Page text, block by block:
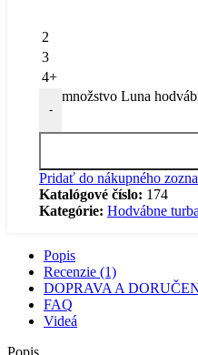
2
3
4+
-
množstvo Luna
Pridať do nákupného
Katalógové číslo: 174
Kategórie: Hodvábne
Popis
Recenzie (1)
DOPRAVA A
FAQ
Videá
Popis